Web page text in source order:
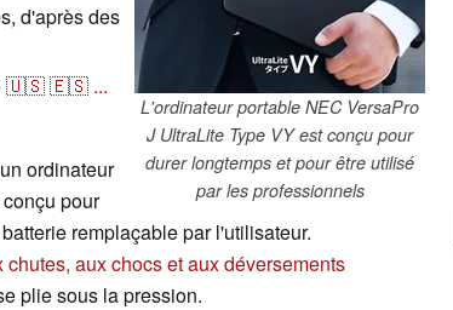
L'ordinateur portable NEC VersaPro
J UltraLite Type VY est conçu pour
durer longtemps et pour être utilisé
par les professionnels
d'après des
🇺🇸🇪🇸 ...
ordinateur
pour
remplaçable par l'utilisateur.
aux chocs et aux déversements
plie sous la pression.